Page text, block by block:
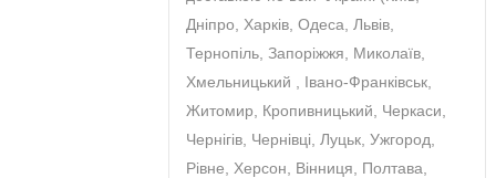
Дніпро, Харків, Одеса, Львів,
Тернопіль, Запоріжжя, Миколаїв,
Хмельницький , Івано-Франківськ,
Житомир, Кропивницький, Черкаси,
Чернігів, Чернівці, Луцьк, Ужгород,
Рівне, Херсон, Вінниця, Полтава,